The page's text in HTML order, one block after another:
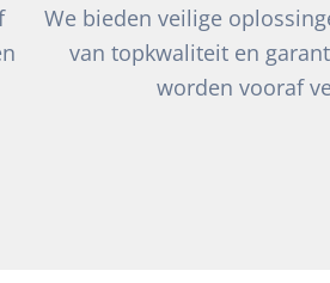
We bieden veilige
van topkwaliteit en
worden vooraf